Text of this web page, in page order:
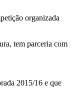
organizada
tem parceria com
2015/16 e que